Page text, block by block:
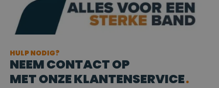
HULP NODIG?
NEEM CONTACT OP
MET ONZE KLANTENSERVICE